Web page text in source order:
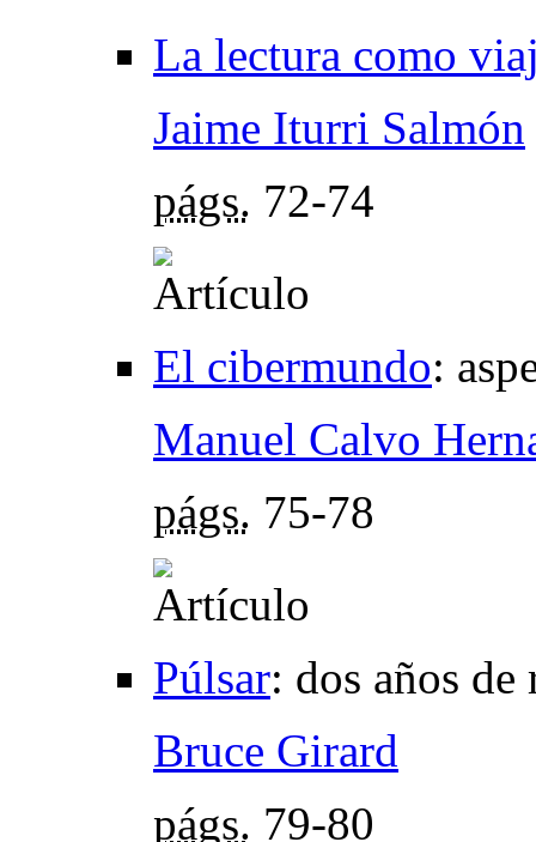
La lectura como
Jaime Iturri Salmón
págs. 72-74
El cibermundo:
Manuel Calvo
págs. 75-78
Púlsar: dos años
Bruce Girard
págs. 79-80